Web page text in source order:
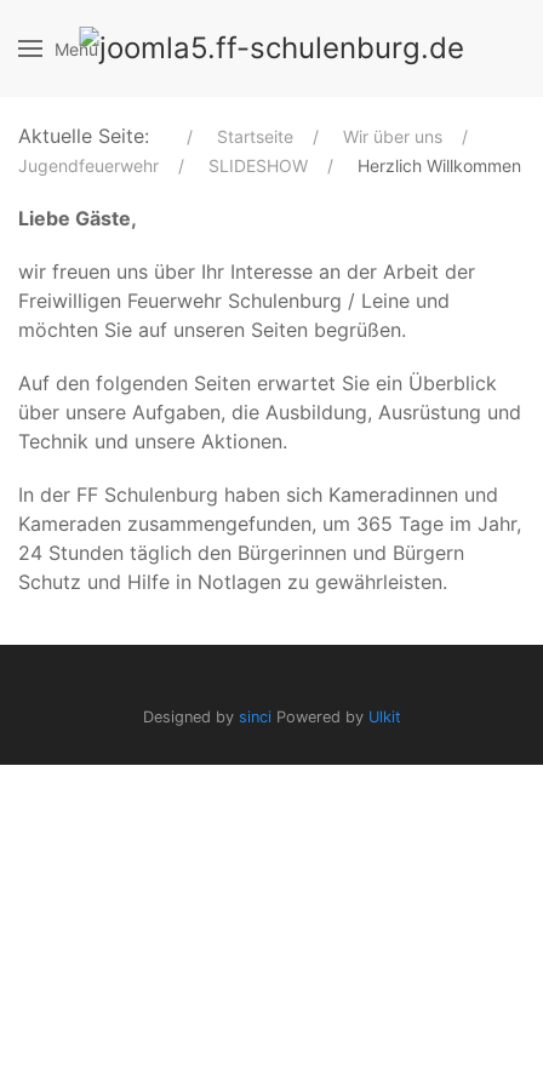
Menu
Aktuelle Seite: Startseite
Wir über uns
Jugendfeuerwehr
SLIDESHOW Herzlich Willkommen
Liebe Gäste,
wir freuen uns über Ihr Interesse an der Arbeit der
Freiwilligen Feuerwehr Schulenburg / Leine und
möchten Sie auf unseren Seiten begrüßen.
Auf den folgenden Seiten erwartet Sie ein Überblick
über unsere Aufgaben, die Ausbildung, Ausrüstung und
Technik und unsere Aktionen.
In der FF Schulenburg haben sich Kameradinnen und
Kameraden zusammengefunden, um 365 Tage im Jahr,
24 Stunden täglich den Bürgerinnen und Bürgern
Schutz und Hilfe in Notlagen zu gewährleisten.
Designed by sinciPowered by Ulkit